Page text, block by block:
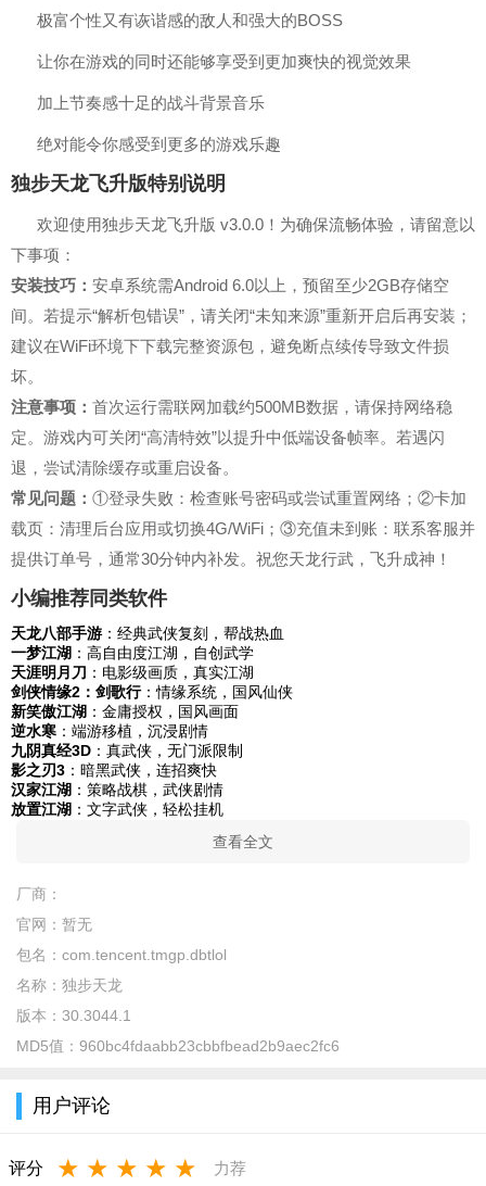
极富个性又有诙谐感的敌人和强大的BOSS
让你在游戏的同时还能够享受到更加爽快的视觉效果
加上节奏感十足的战斗背景音乐
绝对能令你感受到更多的游戏乐趣
独步天龙飞升版特别说明
欢迎使用独步天龙飞升版 v3.0.0！为确保流畅体验，请留意以
下事项：
安装技巧： 安卓系统需Android 6.0以上，预留至少2GB存储空
间。若提示“解析包错误”，请关闭“未知来源”重新开启后再安装；
建议在WiFi环境下下载完整资源包，避免断点续传导致文件损
坏。
注意事项： 首次运行需联网加载约500MB数据，请保持网络稳
定。游戏内可关闭“高清特效”以提升中低端设备帧率。若遇闪
退，尝试清除缓存或重启设备。
常见问题： ①登录失败：检查账号密码或尝试重置网络；②卡加
载页：清理后台应用或切换4G/WiFi；③充值未到账：联系客服并
提供订单号，通常30分钟内补发。祝您天龙行武，飞升成神！
小编推荐同类软件
天龙八部手游 ：经典武侠复刻，帮战热血
一梦江湖 ：高自由度江湖，自创武学
天涯明月刀 ：电影级画质，真实江湖
剑侠情缘2：剑歌行：情缘系统，国风仙侠
新笑傲江湖 ：金庸授权，国风画面
逆水寒 ：端游移植，沉浸剧情
九阴真经3D ：真武侠，无门派限制
影之刃3 ：暗黑武侠，连招爽快
汉家江湖 ：策略战棋，武侠剧情
放置江湖 ：文字武侠，轻松挂机
查看全文
厂商：
官网： 暂无
包名： com.tencent.tmgp.dbtlol
名称： 独步天龙
版本： 30.3044.1
MD5值： 960bc4fdaabb23cbbfbead2b9aec2fc6
用户评论
评分 ★ ★ ★ ★ ★ 力荐